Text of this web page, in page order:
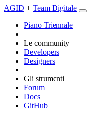
AGID + Team Digitale
Piano Triennale
Le community
Developers
Designers
Gli strumenti
Forum
Docs
GitHub